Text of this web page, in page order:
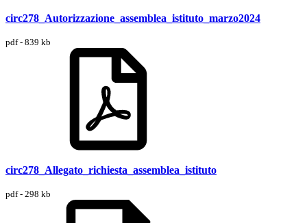
circ278_Autorizzazione_assemblea_istituto_marzo2024
pdf - 839 kb
circ278_Allegato_richiesta_assemblea_istituto
pdf - 298 kb